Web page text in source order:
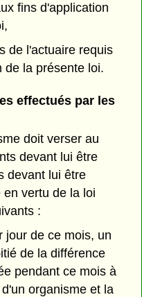
fins d'application
de l'actuaire requis
de la présente loi.
effectués par les
doit verser au
devant lui être
devant lui être
vertu de la loi
:
jour de ce mois, un
de la différence
pendant ce mois à
organisme et la